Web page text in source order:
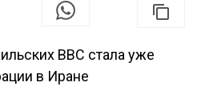
ВВС стала уже
в Иране